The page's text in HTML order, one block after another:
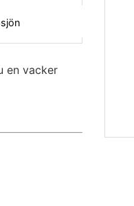
en vacker